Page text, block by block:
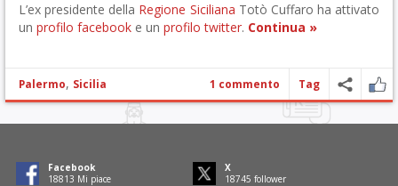
L’ex presidente della Regione Siciliana Totò Cuffaro ha attivato
un profilo facebook e un profilo twitter. Continua »
Palermo, Sicilia 1 commento Tag
Facebook
19186 Mi piace
X
19126 follower